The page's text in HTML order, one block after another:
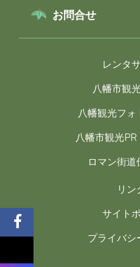
お問合せ
レンタ
八幡市観
八幡観光フォ
八幡市観光
ロマン街道
リン
サイト
プライバシ